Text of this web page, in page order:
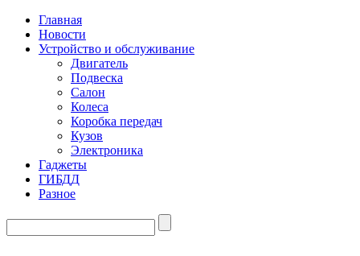
Главная
Новости
Устройство и обслуживание
Двигатель
Подвеска
Салон
Колеса
Коробка передач
Кузов
Электроника
Гаджеты
ГИБДД
Разное